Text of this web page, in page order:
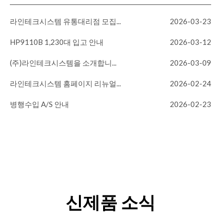
라인테크시스템 유통대리점 모집... 2026-03-23
HP9110B 1,230대 입고 안내 2026-03-12
(주)라인테크시스템을 소개합니... 2026-03-09
라인테크시스템 홈페이지 리뉴얼... 2026-02-24
병행수입 A/S 안내 2026-02-23
신제품 소식